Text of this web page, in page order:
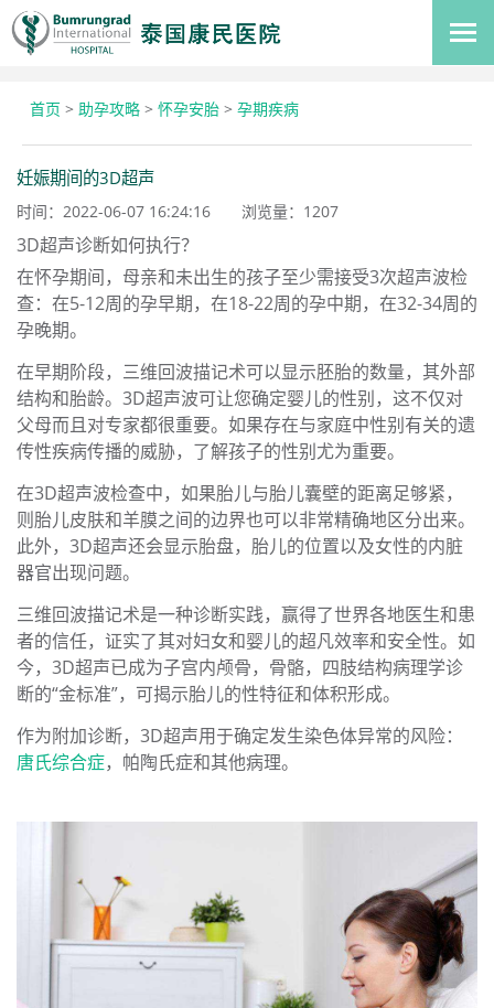
首页 > 助孕攻略 > 怀孕安胎 > 孕期疾病
妊娠期间的3D超声
时间：2022-06-07 16:24:16 浏览量： 1207
3D超声诊断如何执行？
在怀孕期间，母亲和未出生的孩子至少需接受3次超声波检
查：在5-12周的孕早期，在18-22周的孕中期，在32-34周的
孕晚期。
在早期阶段，三维回波描记术可以显示胚胎的数量，其外部
结构和胎龄。3D超声波可让您确定婴儿的性别，这不仅对
父母而且对专家都很重要。如果存在与家庭中性别有关的遗
传性疾病传播的威胁，了解孩子的性别尤为重要。
在3D超声波检查中，如果胎儿与胎儿囊壁的距离足够紧，
则胎儿皮肤和羊膜之间的边界也可以非常精确地区分出来。
此外，3D超声还会显示胎盘，胎儿的位置以及女性的内脏
器官出现问题。
三维回波描记术是一种诊断实践，赢得了世界各地医生和患
者的信任，证实了其对妇女和婴儿的超凡效率和安全性。如
今，3D超声已成为子宫内颅骨，骨骼，四肢结构病理学诊
断的“金标准”，可揭示胎儿的性特征和体积形成。
作为附加诊断，3D超声用于确定发生染色体异常的风险：
唐氏综合症，帕陶氏症和其他病理。